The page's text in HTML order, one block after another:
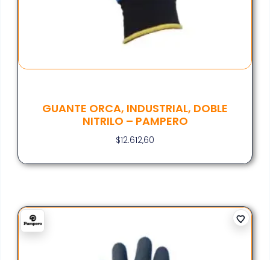
GUANTE ORCA, INDUSTRIAL, DOBLE
NITRILO – PAMPERO
$12.612,60